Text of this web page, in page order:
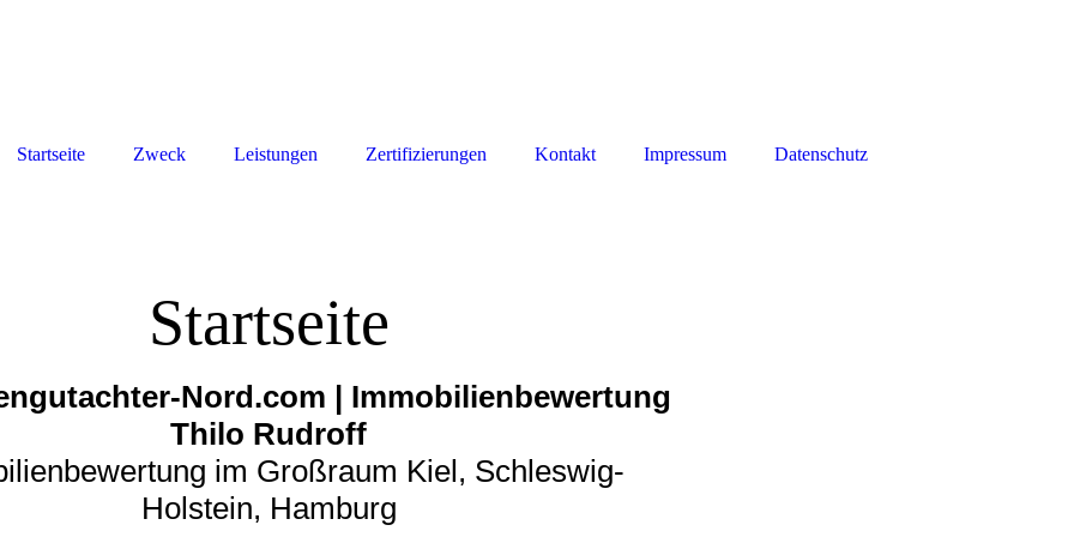
Startseite
Nord.com | Immobilienbewertung
Thilo Rudroff
im Großraum Kiel, Schleswig-
Holstein, Hamburg
Startseite Zweck Leistungen Zertifizierungen Kontakt Impressum Datenschutz